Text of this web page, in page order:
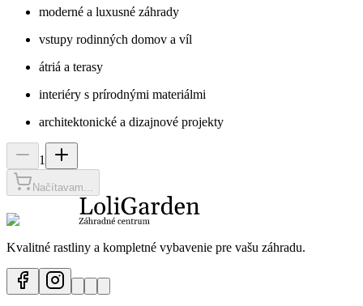
moderné a luxusné záhrady
vstupy rodinných domov a víl
átriá a terasy
interiéry s prírodnými materiálmi
architektonické a dizajnové projekty
1
Načítavam...
Kvalitné rastliny a kompletné vybavenie pre vašu záhradu.